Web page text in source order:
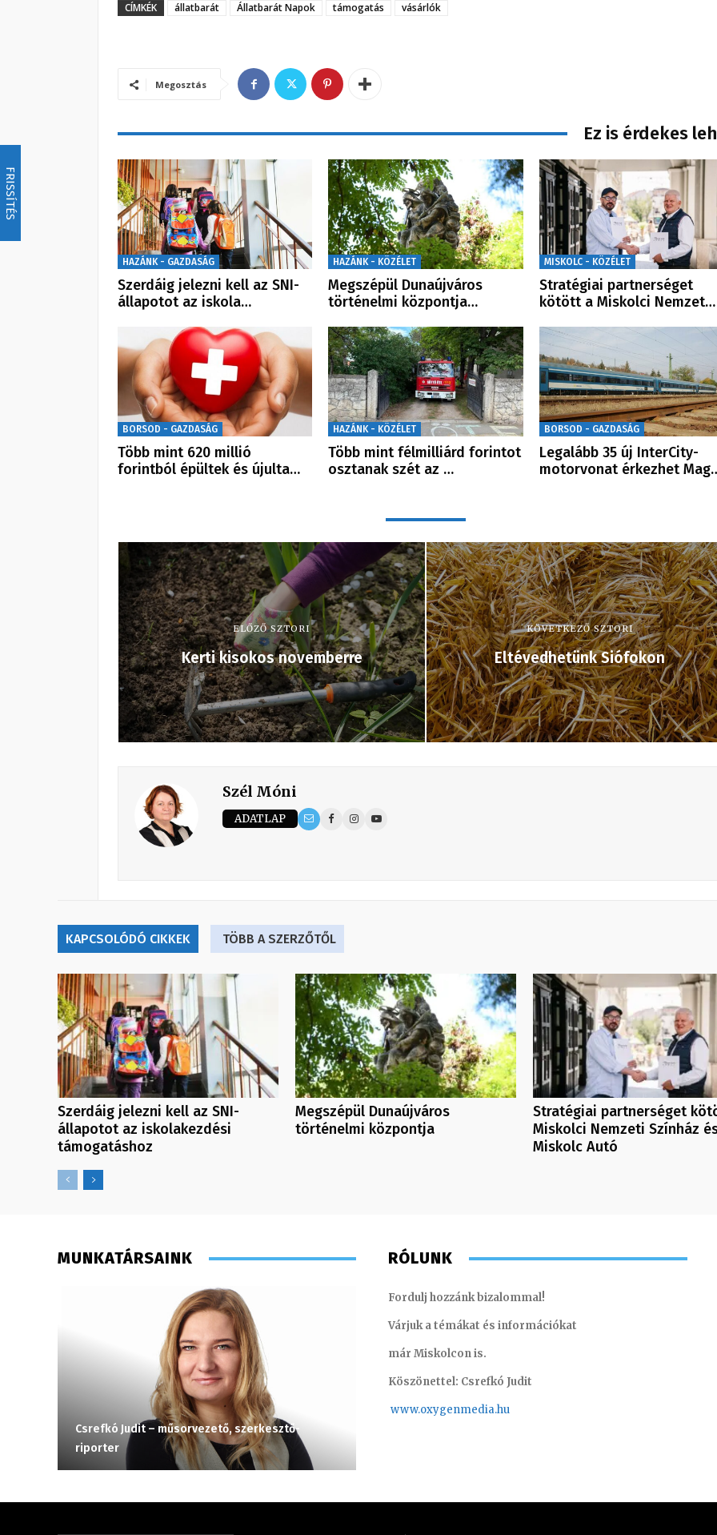
FRISSÍTÉS
CÍMKÉK állatbarát Állatbarát Napok támogatás vásárlók
Megosztás
Ez is érdekes
HAZÁNK - GAZDASÁG
Szerdáig jelezni kell az SNI-
állapotot az iskola…
HAZÁNK - KÖZÉLET
Megszépül Dunaújváros
történelmi központja…
MISKOLC - KÖZÉLET
Stratégiai partnerséget
kötött a Miskolci Nemzet…
BORSOD - GAZDASÁG
Több mint 620 millió
forintból épültek és újulta…
HAZÁNK - KÖZÉLET
Több mint félmilliárd forintot
osztanak szét az …
BORSOD - GAZDASÁG
Legalább 35 új InterCity-
motorvonat érkezhet
ELŐZŐ SZTORI
Kerti kisokos novemberre
KÖVETKEZŐ SZTORI
Eltévedhetünk Siófokon
Szél Móni
ADATLAP
KAPCSOLÓDÓ CIKKEK TÖBB A SZERZŐTŐL
Szerdáig jelezni kell az SNI-
állapotot az iskolakezdési
támogatáshoz
Megszépül Dunaújváros
történelmi központja
Stratégiai partnerséget
Miskolci Nemzeti Színház
Miskolc Autó
MUNKATÁRSAINK
Csrefkó Judit – műsorvezető, szerkesztő-
riporter
RÓLUNK
Fordulj hozzánk bizalommal!
Várjuk a témákat és információkat
már Miskolcon is.
Köszönettel: Csrefkó Judit
www.oxygenmedia.hu